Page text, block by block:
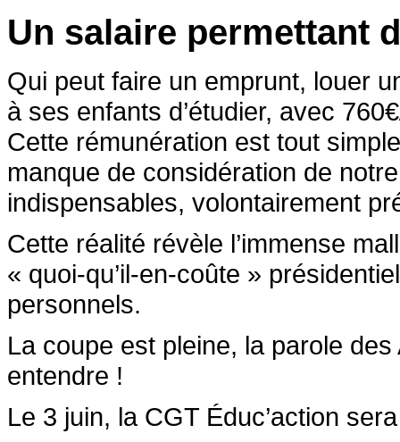
Un salaire permettant
Qui peut faire un emprunt, louer
à ses enfants d’étudier, avec
Cette rémunération est tout
manque de considération de
indispensables, volontairement
Cette réalité révèle l’immense
« quoi-qu’il-en-coûte »
personnels.
La coupe est pleine, la parole
entendre !
Le 3 juin, la CGT Éduc’action